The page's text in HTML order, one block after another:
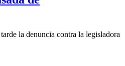
la denuncia contra la legisladora